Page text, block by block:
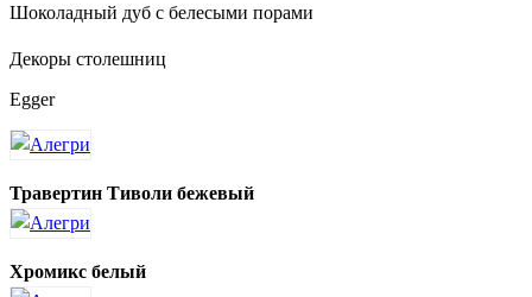
Шоколадный дуб с белесыми порами
Декоры столешниц
Egger
Травертин Тиволи бежевый
Хромикс белый